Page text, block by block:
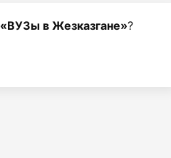
«ВУЗы в Жезказгане»?